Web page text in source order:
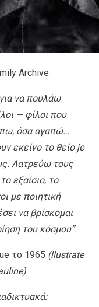
Archive
να πουλάω
— φίλοι που
όσα αγαπώ…
εκείνο το θείο je
Λατρεύω τους
εξαίσιο, το
με ποιητική
να βρίσκομαι
του κόσμου”.
το 1965 (llustrate